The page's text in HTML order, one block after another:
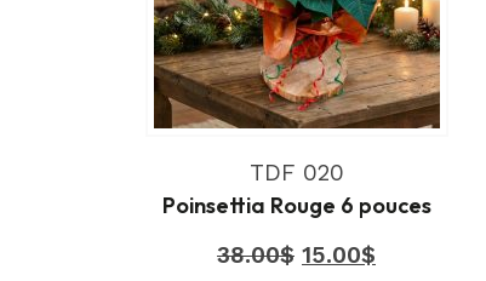
TDF 020
Poinsettia Rouge 6 pouces
38.00$ Le
15.00$